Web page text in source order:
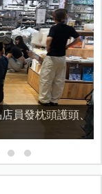
質蛋白質來源要